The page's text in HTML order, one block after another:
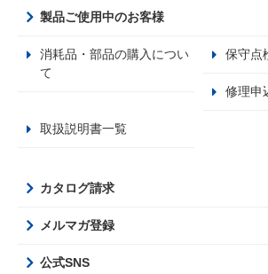
製品ご使用中のお客様
消耗品・部品の購入につい
て
保守点
修理申
取扱説明書一覧
カタログ請求
メルマガ登録
公式SNS